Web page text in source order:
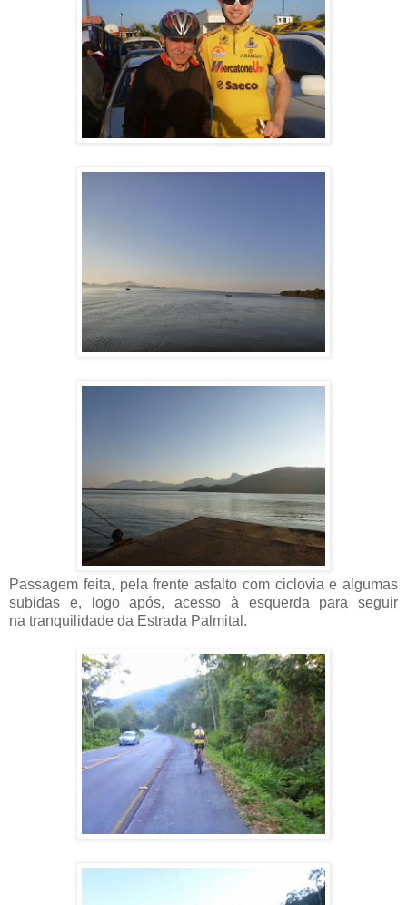
Passagem feita, pela frente asfalto com ciclovia e algumas
subidas e, logo após, acesso à esquerda para seguir
na tranquilidade da Estrada Palmital.